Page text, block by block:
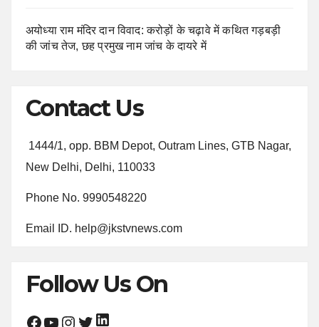
अयोध्या राम मंदिर दान विवाद: करोड़ों के चढ़ावे में कथित गड़बड़ी
की जांच तेज, छह प्रमुख नाम जांच के दायरे में
Contact Us
1444/1, opp. BBM Depot, Outram Lines, GTB Nagar,
New Delhi, Delhi, 110033
Phone No. 9990548220
Email ID. help@jkstvnews.com
Follow Us On
Facebook YouTube Instagram Twitter LinkedIn